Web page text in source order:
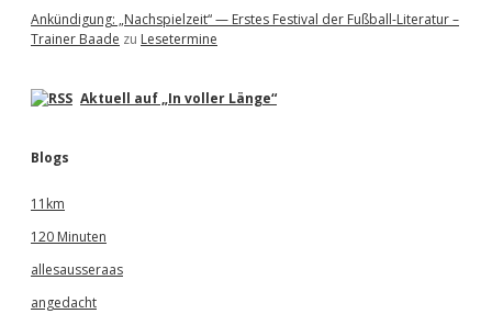
Ankündigung: „Nachspielzeit“ — Erstes Festival der Fußball-Literatur –
Trainer Baade zu Lesetermine
Aktuell auf „In voller Länge“
Blogs
11km
120 Minuten
allesausseraas
angedacht